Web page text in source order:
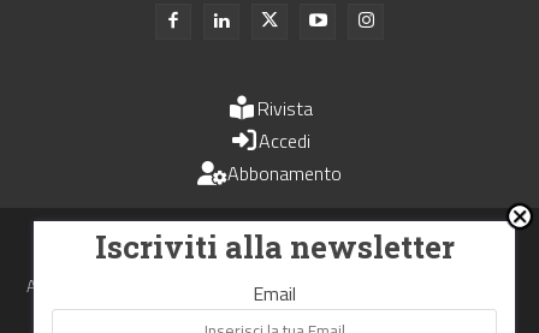
Rivista
Accedi
Abbonamento
Uomini e Trasporti è un periodico associato all'Unione Stampa
Periodica Italiana - USPI
Autorizzazione del Tribunale di Bologna N.4993 del 15 giugno 1982
Webdesign made inNowhere
Iscriviti alla newsletter
Email